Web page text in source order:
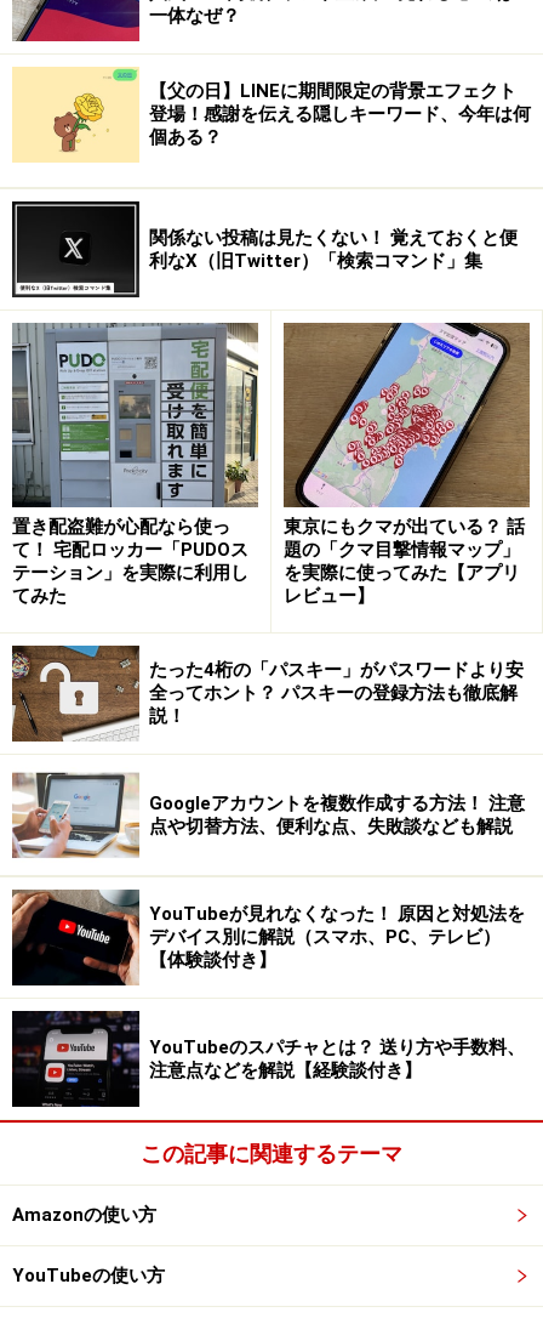
一体なぜ？
【父の日】LINEに期間限定の背景エフェクト
登場！感謝を伝える隠しキーワード、今年は何
個ある？
関係ない投稿は見たくない！ 覚えておくと便
利なX（旧Twitter）「検索コマンド」集
置き配盗難が心配なら使っ
て！ 宅配ロッカー「PUDOス
テーション」を実際に利用し
てみた
東京にもクマが出ている？ 話
題の「クマ目撃情報マップ」
を実際に使ってみた【アプリ
レビュー】
たった4桁の「パスキー」がパスワードより安
全ってホント？ パスキーの登録方法も徹底解
説！
Googleアカウントを複数作成する方法！ 注意
点や切替方法、便利な点、失敗談なども解説
YouTubeが見れなくなった！ 原因と対処法を
デバイス別に解説（スマホ、PC、テレビ）
【体験談付き】
YouTubeのスパチャとは？ 送り方や手数料、
注意点などを解説【経験談付き】
この記事に関連するテーマ
Amazonの使い方
YouTubeの使い方